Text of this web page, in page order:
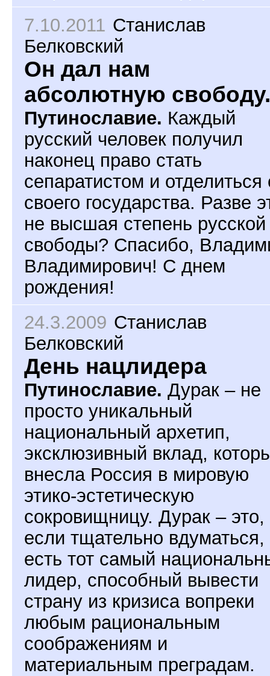
7.10.2011 Станислав
Белковский
Он дал нам
абсолютную свободу.
Путинославие. Каждый
русский человек получил
наконец право стать
сепаратистом и отделиться
своего государства. Разве
не высшая степень русской
свободы? Спасибо,
Владимирович! С днем
рождения!
24.3.2009 Станислав
Белковский
День нацлидера
Путинославие. Дурак – не
просто уникальный
национальный архетип,
эксклюзивный вклад,
внесла Россия в мировую
этико-эстетическую
сокровищницу. Дурак – это,
если тщательно вдуматься,
есть тот самый
лидер, способный вывести
страну из кризиса вопреки
любым рациональным
соображениям и
материальным преградам.